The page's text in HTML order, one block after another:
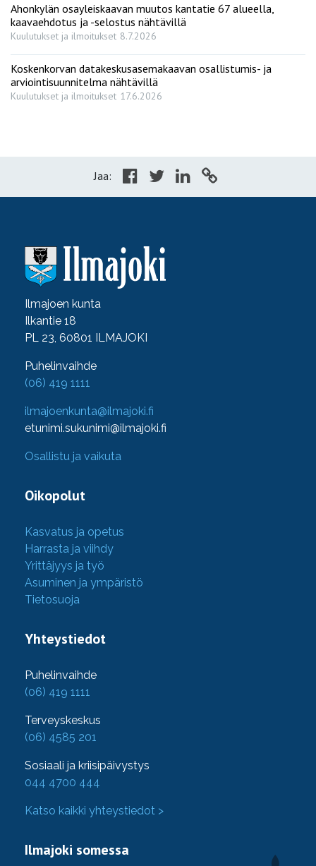
Ahonkylän osayleiskaavan muutos kantatie 67 alueella,
kaavaehdotus ja -selostus nähtävillä
Kuulutukset ja ilmoitukset 8.7.2026
Koskenkorvan datakeskusasemakaavan osallistumis- ja
arviointisuunnitelma nähtävillä
Kuulutukset ja ilmoitukset 17.6.2026
Jaa:
Ilmajoen kunta
Ilkantie 18
PL 23, 60801 ILMAJOKI
Puhelinvaihde
(06) 419 1111
ilmajoenkunta@ilmajoki.fi
etunimi.sukunimi@ilmajoki.fi
Osallistu ja vaikuta
Oikopolut
Kasvatus ja opetus
Harrasta ja viihdy
Yrittäjyys ja työ
Asuminen ja ympäristö
Tietosuoja
Yhteystiedot
Puhelinvaihde
(06) 419 1111
Terveyskeskus
(06) 4585 201
Sosiaali ja kriisipäivystys
044 4700 444
Katso kaikki yhteystiedot >
Ilmajoki somessa